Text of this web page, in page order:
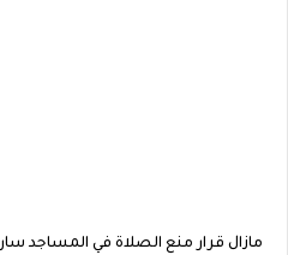
مازال قرار منع الصلاة في المساجد